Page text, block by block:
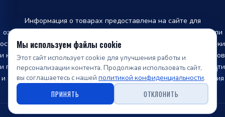
Информация о товарах предоставлена на сайте для
ознакомления и не является публичной офертой. Производители
оставляют за собой право изменять внешний вид, характеристики
и комплектацию товара, предварительно не уведомляя продавцов
и потребителей. Информация о наличии товара, точной стоимости
и оформление заказа производится только после подтверждения
менеджером нашей компании.
Мы используем файлы cookie
Этот сайт использует cookie для улучшения работы и
персонализации контента. Продолжая использовать сайт,
вы соглашаетесь с нашей политикой конфиденциальности.
ПРИНЯТЬ ОТКЛОНИТЬ